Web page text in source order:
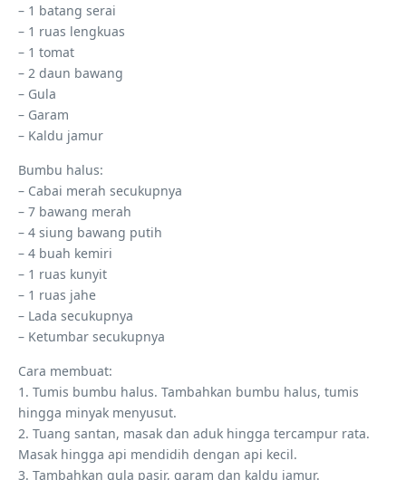
– 1 batang serai
– 1 ruas lengkuas
– 1 tomat
– 2 daun bawang
– Gula
– Garam
– Kaldu jamur
Bumbu halus:
– Cabai merah secukupnya
– 7 bawang merah
– 4 siung bawang putih
– 4 buah kemiri
– 1 ruas kunyit
– 1 ruas jahe
– Lada secukupnya
– Ketumbar secukupnya
Cara membuat:
1. Tumis bumbu halus. Tambahkan bumbu halus, tumis
hingga minyak menyusut.
2. Tuang santan, masak dan aduk hingga tercampur rata.
Masak hingga api mendidih dengan api kecil.
3. Tambahkan gula pasir, garam dan kaldu jamur.